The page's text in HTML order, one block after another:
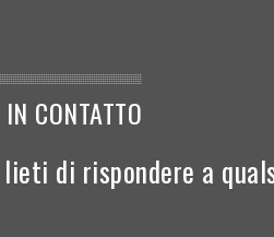
CONTATTO
di rispondere a